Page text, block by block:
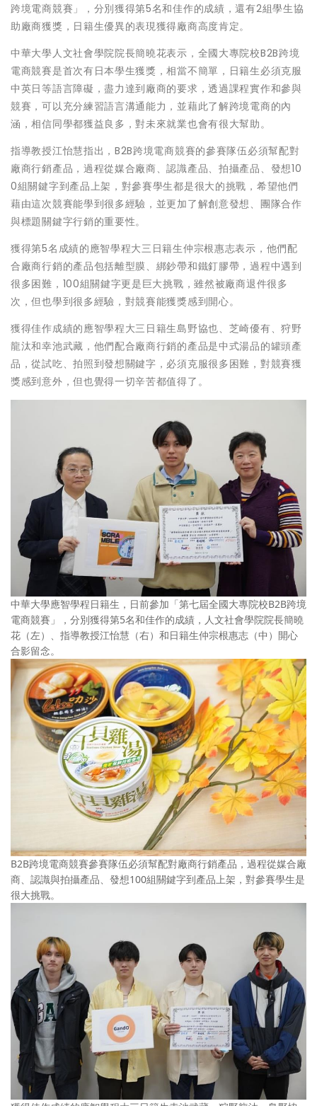
跨境電商競賽」，分別獲得第5名和佳作的成績，還有2組學生協
助廠商獲獎，日籍生優異的表現獲得廠商高度肯定。
中華大學人文社會學院院長簡曉花表示，全國大專院校B2B跨境
電商競賽是首次有日本學生獲獎，相當不簡單，日籍生必須克服
中英日等語言障礙，盡力達到廠商的要求，透過課程實作和參與
競賽，可以充分練習語言溝通能力，並藉此了解跨境電商的內
涵，相信同學都獲益良多，對未來就業也會有很大幫助。
指導教授江怡慧指出，B2B跨境電商競賽的參賽隊伍必須幫配對
廠商行銷產品，過程從媒合廠商、認識產品、拍攝產品、發想10
0組關鍵字到產品上架，對參賽學生都是很大的挑戰，希望他們
藉由這次競賽能學到很多經驗，並更加了解創意發想、團隊合作
與標題關鍵字行銷的重要性。
獲得第5名成績的應智學程大三日籍生仲宗根惠志表示，他們配
合廠商行銷的產品包括離型膜、綁鈔帶和鐵釘膠帶，過程中遇到
很多困難，100組關鍵字更是巨大挑戰，雖然被廠商退件很多
次，但也學到很多經驗，對競賽能獲獎感到開心。
獲得佳作成績的應智學程大三日籍生島野協也、芝崎優有、狩野
龍汰和幸池武藏，他們配合廠商行銷的產品是中式湯品的罐頭產
品，從試吃、拍照到發想關鍵字，必須克服很多困難，對競賽獲
獎感到意外，但也覺得一切辛苦都值得了。
中華大學應智學程日籍生，日前參加「第七屆全國大專院校B2B跨境
電商競賽」，分別獲得第5名和佳作的成績，人文社會學院院長簡曉
花（左）、指導教授江怡慧（右）和日籍生仲宗根惠志（中）開心
合影留念。
B2B跨境電商競賽參賽隊伍必須幫配對廠商行銷產品，過程從媒合廠
商、認識與拍攝產品、發想100組關鍵字到產品上架，對參賽學生是
很大挑戰。